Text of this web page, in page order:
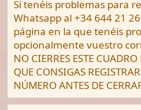
Si tenéis problemas para
Whatsapp al +34 644 21
página en la que tenéis
opcionalmente vuestro
NO CIERRES ESTE
QUE CONSIGAS
NÚMERO ANTES DE